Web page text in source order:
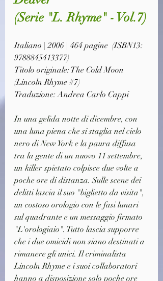
(Serie "L. Rhyme" - Vol.7)
Italiano | 2006 | 464 pagine  (ISBN13:
9788845413377)
Titolo originale: The Cold Moon
(Lincoln Rhyme #7)
Traduzione: Andrea Carlo Cappi
In una gelida notte di dicembre, con
una luna piena che si staglia nel cielo
nero di New York e la paura diffusa
tra la gente di un nuovo 11 settembre,
un killer spietato colpisce due volte a
poche ore di distanza. Sulle scene dei
delitti lascia il suo "biglietto da visita",
un costoso orologio con le fasi lunari
sul quadrante e un messaggio firmato
"L'orologiaio". Tutto lascia supporre
che i due omicidi non siano destinati a
rimanere gli unici. Il criminalista
Lincoln Rhyme e i suoi collaboratori
hanno a disposizione solo poche ore